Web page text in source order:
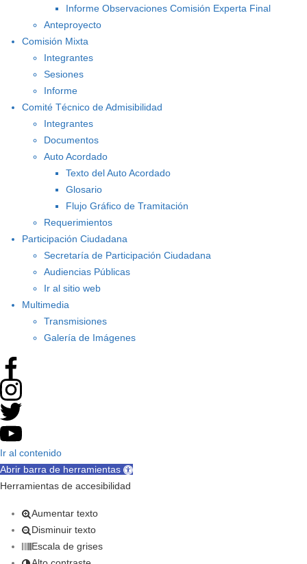
Informe Observaciones Comisión Experta Final
Anteproyecto
Comisión Mixta
Integrantes
Sesiones
Informe
Comité Técnico de Admisibilidad
Integrantes
Documentos
Auto Acordado
Texto del Auto Acordado
Glosario
Flujo Gráfico de Tramitación
Requerimientos
Participación Ciudadana
Secretaría de Participación Ciudadana
Audiencias Públicas
Ir al sitio web
Multimedia
Transmisiones
Galería de Imágenes
Ir al contenido
Abrir barra de herramientas
Herramientas de accesibilidad
Aumentar texto
Disminuir texto
Escala de grises